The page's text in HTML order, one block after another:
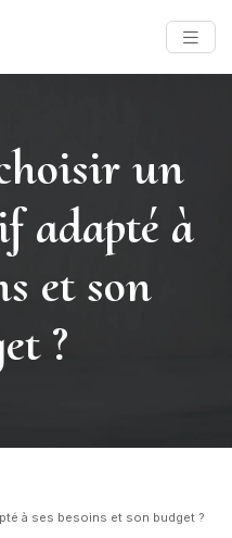
un
adapté à
et son
?
à ses besoins et son budget ?